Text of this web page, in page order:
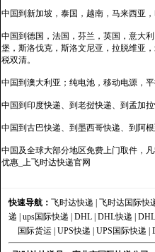
中国到新加坡，泰国，越南，马来西亚
中国到德国，法国，芬兰，英国，意大
堡，斯洛伐克，斯洛文尼亚，拉脱维亚
税双清。
中国到澳大利亚；纯电池，移动电源，
中国到印度快递、到老挝快递、到孟加拉
中国到古巴快递、到墨西哥快递、到阿
中国及全球大部分地区免费上门取件，
优惠_上飞时达快递官网
快速导航： 飞时达快递 飞时达国际快
递
ups国际快递 DHL DHL快递
国际货运| UPS快递 UPS国际快递